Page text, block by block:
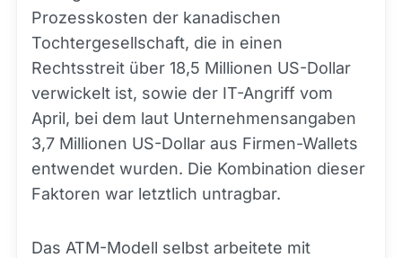
Prozesskosten der kanadischen
Tochtergesellschaft, die in einen
Rechtsstreit über 18,5 Millionen US-Dollar
verwickelt ist, sowie der IT-Angriff vom
April, bei dem laut Unternehmensangaben
3,7 Millionen US-Dollar aus Firmen-Wallets
entwendet wurden. Die Kombination dieser
Faktoren war letztlich untragbar.
Das ATM-Modell selbst arbeitete mit